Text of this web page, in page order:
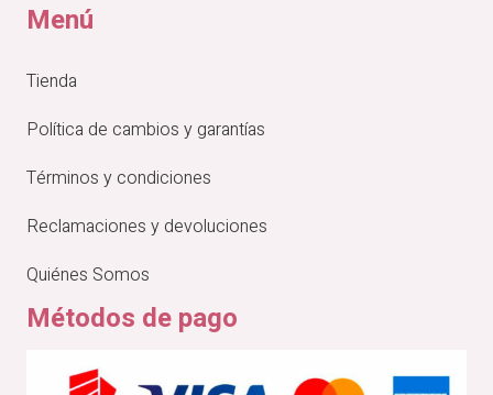
Menú
Tienda
Política de cambios y garantías
Términos y condiciones
Reclamaciones y devoluciones
Quiénes Somos
Métodos de pago